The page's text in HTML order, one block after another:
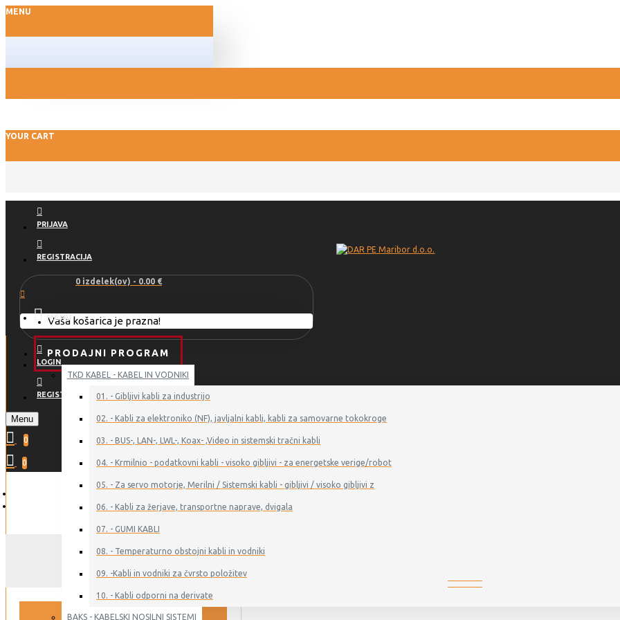
MENU
YOUR CART
PRIJAVA
REGISTRACIJA
0 izdelek(ov) - 0.00 €
Vaša košarica je prazna!
MENU
PRODAJNI PROGRAM
TKD KABEL - KABEL IN VODNIKI
01. - Gibljivi kabli za industrijo
02. - Kabli za elektroniko (NF), javljalni kabli, kabli za samovarne tokokroge
03. - BUS-, LAN-, LWL-, Koax- ,Video in sistemski tračni kabli
04. - Krmilnio - podatkovni kabli - visoko gibljivi - za energetske verige/robot
05. - Za servo motorje, Merilni / Sistemski kabli - gibljivi / visoko gibljivi z
06. - Kabli za žerjave, transportne naprave, dvigala
07. - GUMI KABLI
08. - Temperaturno obstojni kabli in vodniki
09. -Kabli in vodniki za čvrsto položitev
10. - Kabli odporni na derivate
BAKS - KABELSKI NOSILNI SISTEMI
LOGIN
REGISTER
Menu
0
0